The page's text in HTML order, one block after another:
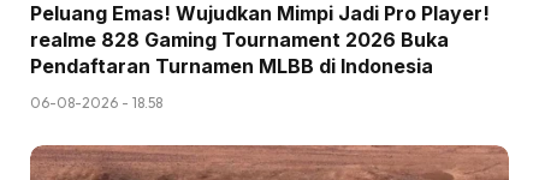
Peluang Emas! Wujudkan Mimpi Jadi Pro Player!
realme 828 Gaming Tournament 2026 Buka
Pendaftaran Turnamen MLBB di Indonesia
06-08-2026 - 18.58